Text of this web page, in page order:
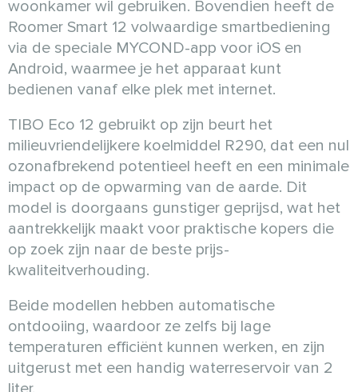
woonkamer wil gebruiken. Bovendien heeft de
Roomer Smart 12 volwaardige smartbediening
via de speciale MYCOND-app voor iOS en
Android, waarmee je het apparaat kunt
bedienen vanaf elke plek met internet.
TIBO Eco 12 gebruikt op zijn beurt het
milieuvriendelijkere koelmiddel R290, dat een nul
ozonafbrekend potentieel heeft en een minimale
impact op de opwarming van de aarde. Dit
model is doorgaans gunstiger geprijsd, wat het
aantrekkelijk maakt voor praktische kopers die
op zoek zijn naar de beste prijs-
kwaliteitverhouding.
Beide modellen hebben automatische
ontdooiing, waardoor ze zelfs bij lage
temperaturen efficiënt kunnen werken, en zijn
uitgerust met een handig waterreservoir van 2